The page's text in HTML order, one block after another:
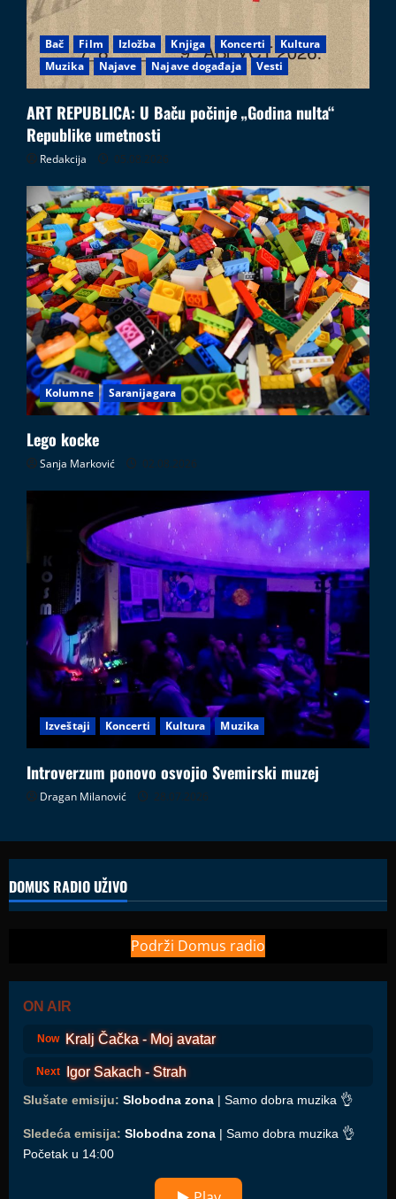
Bač Film Izložba Knjiga Koncerti
Kultura
Muzika
Najave Najave događaja Vesti
ART REPUBLICA: U Baču počinje „Godina nulta“
Republike umetnosti
Redakcija 05.08.2026
Kolumne Saranijagara
Lego kocke
Sanja Marković 02.08.2026
Izveštaji Koncerti Kultura Muzika
Introverzum ponovo osvojio Svemirski muzej
Dragan Milanović 28.07.2026
DOMUS RADIO UŽIVO
Podrži Domus radio
ON AIR
Now Kralj Čačka - Moj avatar
Next Igor Sakach - Strah
Slušate emisiju: Slobodna zona | Samo dobra muzika 👌
Sledeća emisija: Slobodna zona | Samo dobra muzika 👌
Početak u 14:00